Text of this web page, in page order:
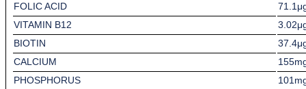
FOLIC ACID
VITAMIN B12
BIOTIN
CALCIUM
PHOSPHORUS